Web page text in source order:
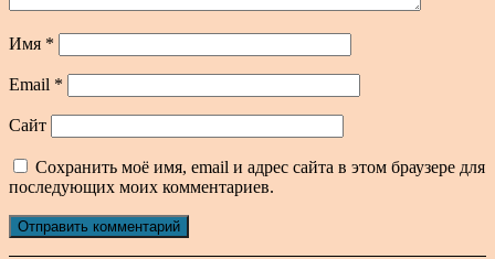
Имя *
Email *
Сайт
Сохранить моё имя, email и адрес сайта в этом браузере для
последующих моих комментариев.